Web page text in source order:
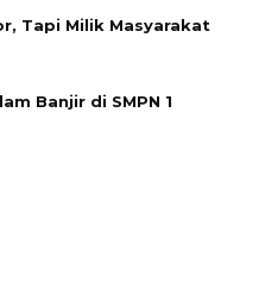
Tapi Milik Masyarakat
Banjir di SMPN 1